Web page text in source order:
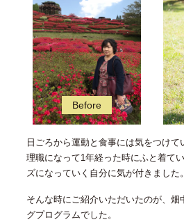
日ごろから運動と食事には気をつけ
理職になって1年経った時にふと着て
ズになっていく自分に気が付きました。
そんな時にご紹介いただいたのが、畑
グプログラムでした。